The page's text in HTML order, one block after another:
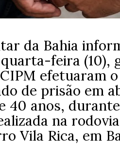
da Bahia
feira (10),
CIPM efetuaram
de prisão em
40 anos,
na
Vila Rica, em